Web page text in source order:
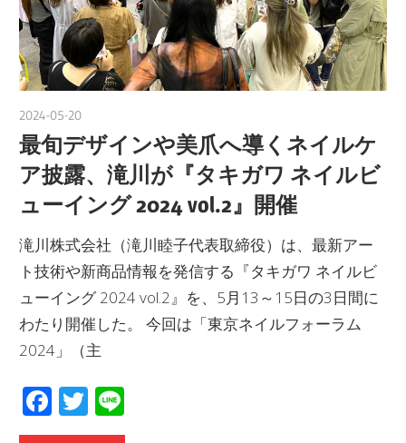
2024-05-20
最旬デザインや美爪へ導くネイルケ
ア披露、滝川が『タキガワ ネイルビ
ューイング 2024 vol.2』開催
滝川株式会社（滝川睦子代表取締役）は、最新アー
ト技術や新商品情報を発信する『タキガワ ネイルビ
ューイング 2024 vol.2』を、5月13～15日の3日間に
わたり開催した。 今回は「東京ネイルフォーラム
2024」（主
Facebook
Twitter